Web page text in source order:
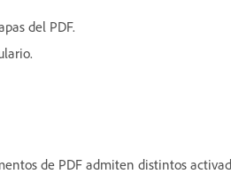
del PDF.
de PDF admiten distintos